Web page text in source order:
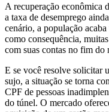
A recuperação econômica
a taxa de desemprego
cenário, a população
como consequência,
com suas contas no fim do
E se você resolve solicitar
sujo, a situação se torna
CPF de pessoas
do túnel. O mercado